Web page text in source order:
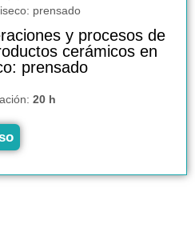
y procesos de
cerámicos en
prensado
20 h